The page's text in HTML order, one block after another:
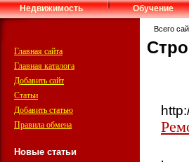
Недвижимость Обучение
Главная сайта
Главная каталога
Добавить сайт
Статьи
Добавить статью
Правила обмена
Новые статьи
Всего